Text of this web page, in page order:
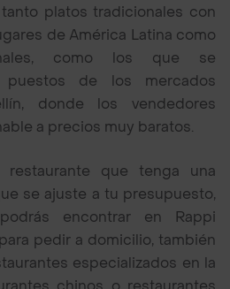
platos tradicionales con
de América Latina como
como los que se
de los mercados
donde los vendedores
a precios muy baratos.
que tenga una
se ajuste a tu presupuesto,
encontrar en Rappi
pedir a domicilio, también
especializados en la